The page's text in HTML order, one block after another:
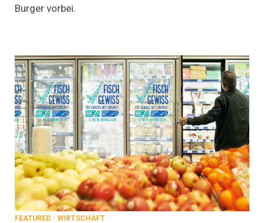
Burger vorbei.
FEATURED / WIRTSCHAFT